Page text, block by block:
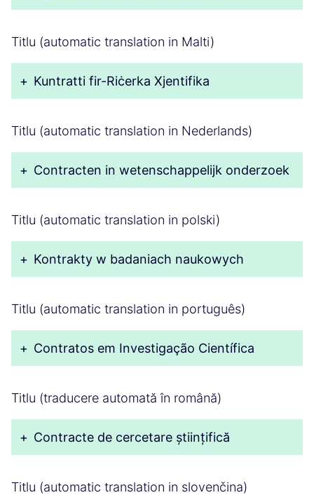
Titlu (automatic translation in Malti)
+ Kuntratti fir-Riċerka Xjentifika
Titlu (automatic translation in Nederlands)
+ Contracten in wetenschappelijk onderzoek
Titlu (automatic translation in polski)
+ Kontrakty w badaniach naukowych
Titlu (automatic translation in português)
+ Contratos em Investigação Científica
Titlu (traducere automată în română)
+ Contracte de cercetare științifică
Titlu (automatic translation in slovenčina)